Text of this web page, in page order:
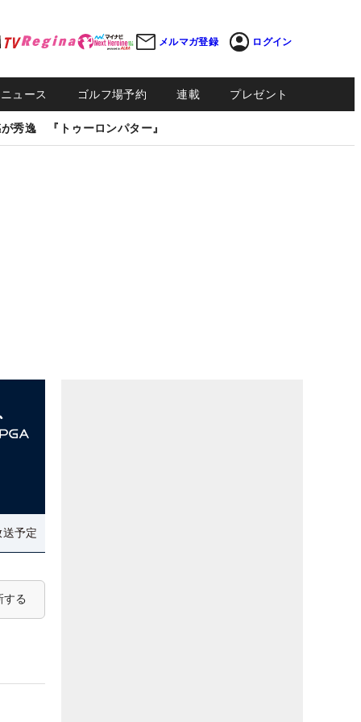
メルマガ登録 ログイン
ュース ゴルフ場予約 連載 プレゼント
秀逸 『トゥーロンパター』
予定
する